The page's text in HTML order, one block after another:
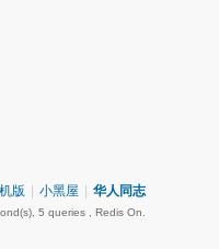
版 小黑屋 华人同志
5 queries , Redis On.